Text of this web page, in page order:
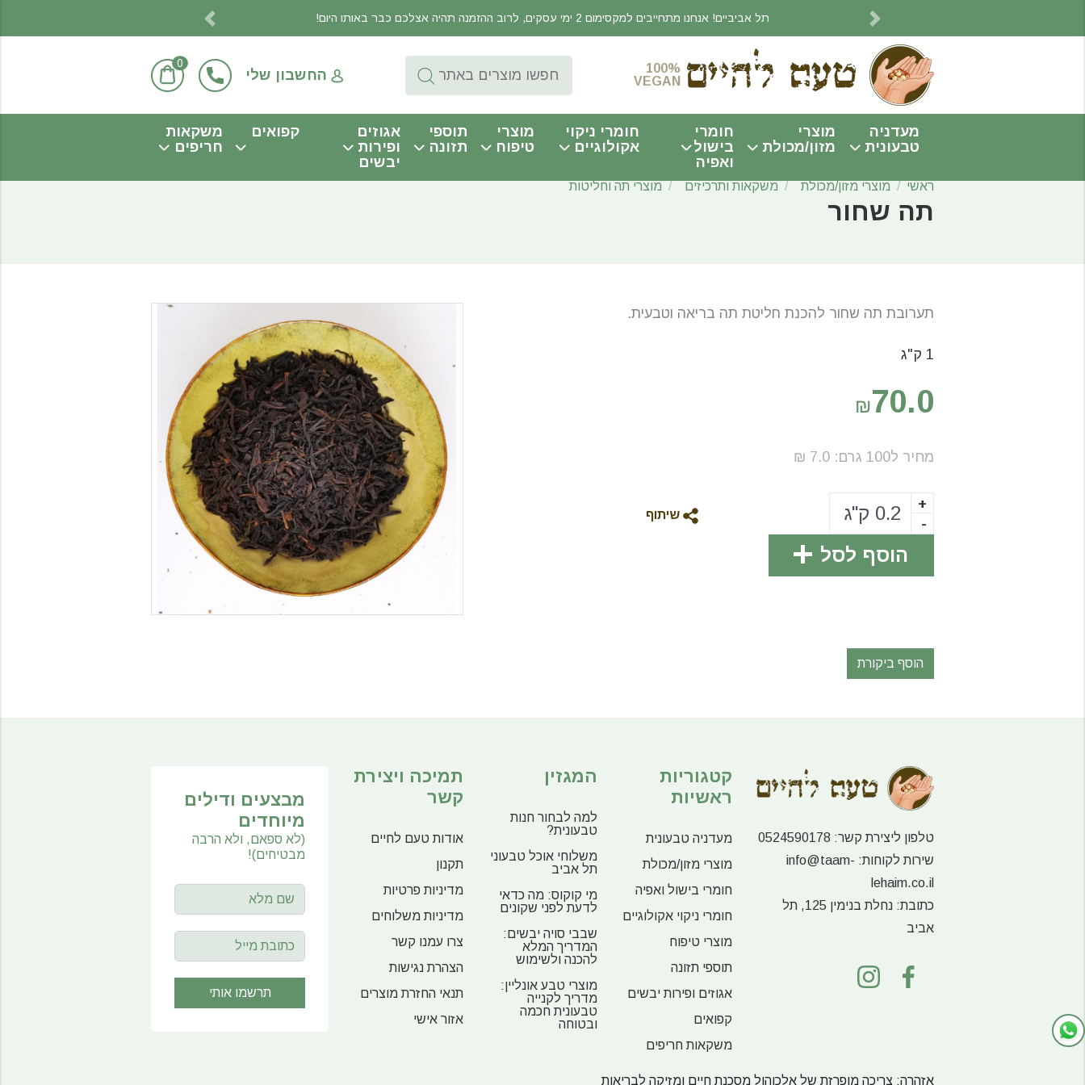
תל אביביים! אנחנו מתחייבים למקסימום 2 ימי עסקים, לרוב ההזמנה תהיה אצלכם כבר באותו היום!
Previous Next
100%
VEGAN
החשבון שלי
0
מעדניה
טבעונית
מוצרי
מזון/מכולת
חומרי
בישול
ואפיה
חומרי ניקוי
אקולוגיים
מוצרי
טיפוח
תוספי
תזונה
אגוזים
ופירות
יבשים
קפואים
משקאות
חריפים
ראשי מוצרי מזון/מכולת משקאות ותרכיזים מוצרי תה וחליטות
תה שחור
תערובת תה שחור להכנת חליטת תה בריאה וטבעית.
1 ק"ג
₪70.0
מחיר ל100 גרם:
7.0
₪
+
-
הוסף לסל
שיתוף
הוסף ביקורת
טלפון ליצירת קשר: 0524590178
שירות לקוחות: info@taam-
lehaim.co.il
כתובת:
נחלת בנימין 125, תל
אביב
קטגוריות
ראשיות
מעדניה טבעונית
מוצרי מזון/מכולת
חומרי בישול ואפיה
חומרי ניקוי אקולוגיים
מוצרי טיפוח
תוספי תזונה
אגוזים ופירות יבשים
קפואים
משקאות חריפים
המגזין
למה לבחור חנות
טבעונית?
משלוחי אוכל טבעוני
תל אביב
מי קוקוס: מה כדאי
לדעת לפני שקונים
שבבי סויה יבשים:
המדריך המלא
להכנה ולשימוש
מוצרי טבע אונליין:
מדריך לקנייה
טבעונית חכמה
ובטוחה
תמיכה ויצירת
קשר
אודות טעם לחיים
תקנון
מדיניות פרטיות
מדיניות משלוחים
צרו עמנו קשר
הצהרת נגישות
תנאי החזרת מוצרים
אזור אישי
מבצעים ודילים
מיוחדים
(לא ספאם, ולא הרבה
מבטיחים)!
אזהרה: צריכה מופרזת של אלכוהול מסכנת חיים ומזיקה לבריאות